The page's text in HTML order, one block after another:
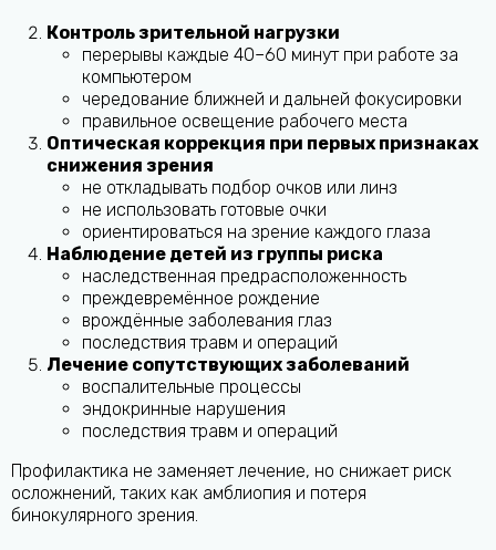
Контроль зрительной нагрузки
перерывы каждые 40–60 минут при работе за
компьютером
чередование ближней и дальней фокусировки
правильное освещение рабочего места
Оптическая коррекция при первых признаках
снижения зрения
не откладывать подбор очков или линз
не использовать готовые очки
ориентироваться на зрение каждого глаза
Наблюдение детей из группы риска
наследственная предрасположенность
преждевремённое рождение
врождённые заболевания глаз
последствия травм и операций
Лечение сопутствующих заболеваний
воспалительные процессы
эндокринные нарушения
последствия травм и операций
Профилактика не заменяет лечение, но снижает риск
осложнений, таких как амблиопия и потеря
бинокулярного зрения.